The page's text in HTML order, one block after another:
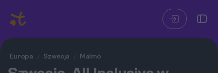
Europa / Szwecja / Malmö